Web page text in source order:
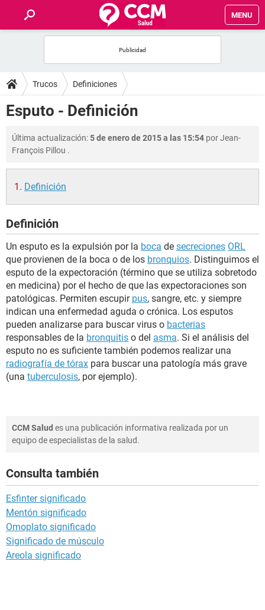
MENU
FOROS
SALUD
FAMILIA
NUTRICIÓN
SEXUALIDAD
GLOSARIO
Trucos Definiciones
Esputo - Definición
Última actualización:5 de enero de 2015 a las 15:54 porJean-
François Pillou .
Definición
Definición
Un esputo es la expulsión por la boca de secreciones ORL
que provienen de la boca o de los bronquios. Distinguimos el
esputo de la expectoración (término que se utiliza sobretodo
en medicina) por el hecho de que las expectoraciones son
patológicas. Permiten escupir pus, sangre, etc. y siempre
indican una enfermedad aguda o crónica. Los esputos
pueden analizarse para buscar virus o bacterias
responsables de la bronquitis o del asma. Si el análisis del
esputo no es suficiente también podemos realizar una
radiografía de tórax para buscar una patología más grave
(una tuberculosis, por ejemplo).
CCM Salud es una publicación informativa realizada por un
equipo de especialistas de la salud.
Consulta también
Esfinter significado
Mentón significado
Omoplato significado
Significado de músculo
Areola significado